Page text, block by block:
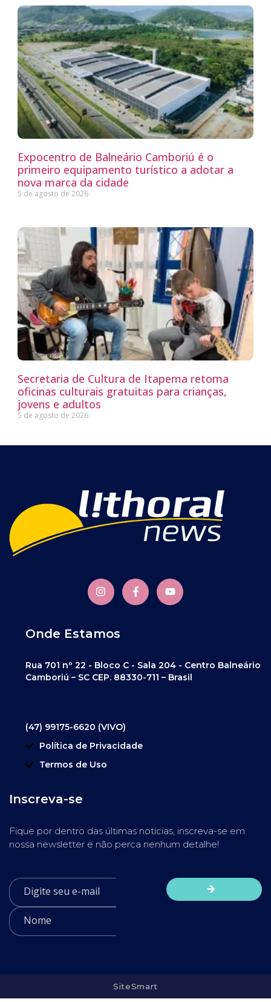
Expocentro de Balneário Camboriú é o
primeiro equipamento turístico a adotar a
nova marca da cidade
5 de agosto de 2026
Secretaria de Cultura de Itapema retoma
oficinas culturais gratuitas para crianças,
jovens e adultos
5 de agosto de 2026
Onde Estamos
Rua 701 nº 22 - Bloco C - Sala 204 - Centro Balneário
Camboriú – SC CEP. 88330-711 – Brasil
(47) 99175-6620 (VIVO)
Política de Privacidade
Termos de Uso
Inscreva-se
Fique por dentro das últimas notícias, inscreva-se em
nossa newsletter e não perca nenhum detalhe!
SiteSmart